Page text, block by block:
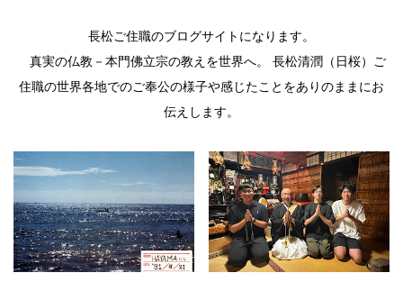
長松ご住職のブログサイトになります。
真実の仏教－本門佛立宗の教えを世界へ。 長松清潤（日桜）ご
住職の世界各地でのご奉公の様子や感じたことをありのままにお
伝えします。